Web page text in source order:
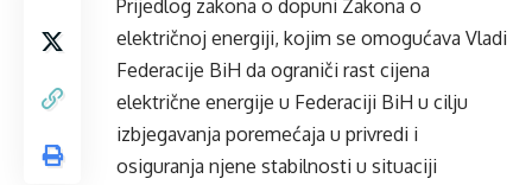
Prijedlog zakona o dopuni Zakona o
električnoj energiji, kojim se omogućava Vladi
Federacije BiH da ograniči rast cijena
električne energije u Federaciji BiH u cilju
izbjegavanja poremećaja u privredi i
osiguranja njene stabilnosti u situaciji